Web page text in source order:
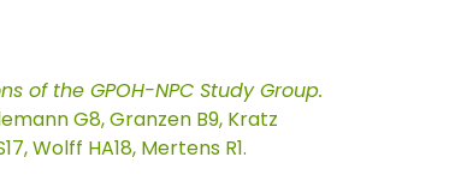
the GPOH-NPC Study Group.
G8, Granzen B9, Kratz
Wolff HA18, Mertens R1.